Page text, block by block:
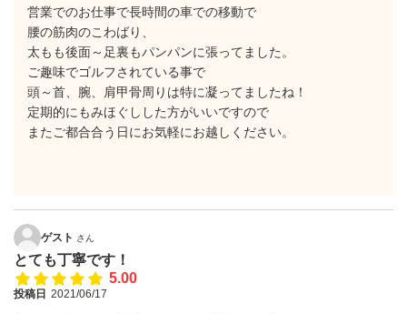
営業でのお仕事で長時間の車での移動で
腰の筋肉のこわばり、
太もも後面～足裏もパンパンに張ってました。
ご趣味でゴルフされている事で
頭～首、腕、肩甲骨周りは特に凝ってましたね！
定期的にもみほぐしした方がいいですので
またご都合合う日にお気軽にお越しください。
ゲスト さん
とても丁寧です！
5.00
投稿日 2021/06/17